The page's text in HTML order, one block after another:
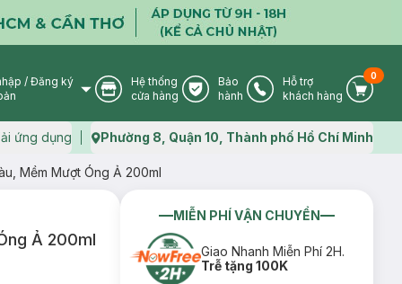
User Icon
/ Đăng ký
Store Icon
Hệ thống
cửa hàng
Warranty Icon
Bảo
hành
Phone Icon
Hỗ trợ
khách hàng
Cart
0
ứng dụng Map icon
Phường 8, Quận 10, Thành phố Hồ Chí Minh
Mềm Mượt Óng Ả 200ml
Ả 200ml
MIỄN PHÍ VẬN CHUYỂN
Giao Nhanh Miễn Phí 2H.
Trễ tặng 100K